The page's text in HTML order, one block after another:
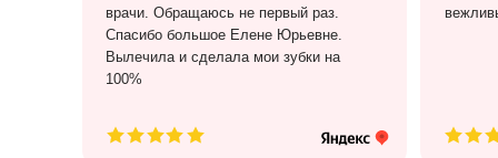
врачи. Обращаюсь не первый раз.
Спасибо большое Елене Юрьевне.
Вылечила и сделала мои зубки на
100%